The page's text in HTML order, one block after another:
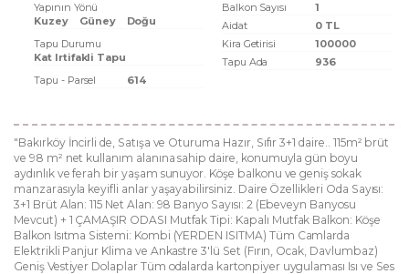
Yapının Yönü
Kuzey
Güney Doğu
Balkon Sayısı
1
Aidat
0 TL
Tapu Durumu
Kat Irtifakli Tapu
Kira Getirisi
100000
Tapu Ada
936
Tapu - Parsel
614
"Bakırköy İncirli de, Satışa ve Oturuma Hazır, Sıfır 3+1 daire.. 115m² brüt
ve 98 m² net kullanım alanına sahip daire, konumuyla gün boyu
aydınlık ve ferah bir yaşam sunuyor. Köşe balkonu ve geniş sokak
manzarasıyla keyifli anlar yaşayabilirsiniz. Daire Özellikleri Oda Sayısı:
3+1 Brüt Alan: 115 Net Alan: 98 Banyo Sayısı: 2 (Ebeveyn Banyosu
Mevcut) + 1 ÇAMAŞIR ODASI Mutfak Tipi: Kapalı Mutfak Balkon: Köşe
Balkon Isıtma Sistemi: Kombi (YERDEN ISITMA) Tüm Camlarda
Elektrikli Panjur Klima ve Ankastre 3'lü Set (Fırın, Ocak, Davlumbaz)
Geniş Vestiyer Dolaplar Tüm odalarda kartonpiyer uygulaması Isı ve Ses